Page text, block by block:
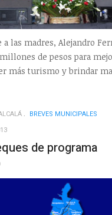
a las madres, Alejandro
de pesos para
más turismo y brindar
BREVES MUNICIPALES
de programa